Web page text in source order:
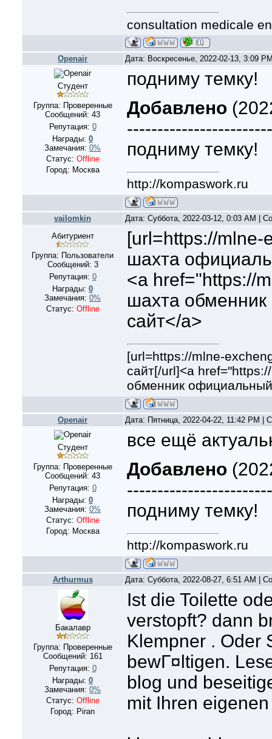
consultation medicale
Openair Дата: Воскресенье, 2022-02-13, 3:09
Студент
Группа: Проверенные
Сообщений: 43
Репутация: 0
Награды: 0
Замечания: 0%
Статус: Offline
Город: Москва
подниму темку!
Добавлено
подниму темку!
http://kompaswork.ru
vailomkin
Дата: Суббота, 2022-03-12, 0:03 AM |
Абитуриент
Группа: Пользователи
Сообщений: 3
Репутация: 0
Награды: 0
Замечания: 0%
Статус: Offline
[url=https://mlne-
шахта
<a href="https://
шахта
сайт</a>
[url=https://mlne-
сайт[/url]<a
обменник
Openair Дата: Пятница, 2022-04-22, 11:42 PM |
Студент
Группа: Проверенные
Сообщений: 43
Репутация: 0
Награды: 0
Замечания: 0%
Статус: Offline
Город: Москва
все ещё
Добавлено
подниму темку!
http://kompaswork.ru
Arthurmus Дата: Суббота, 2022-08-27, 6:51 AM |
Бакалавр
Группа: Проверенные
Сообщений: 161
Репутация: 0
Награды: 0
Замечания: 0%
Статус: Offline
Город: Piran
Ist die Toilette
verstopft? dann
Klempner . Oder
bewГ¤ltigen.
blog und
mit Ihren